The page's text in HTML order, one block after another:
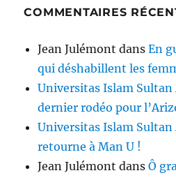
COMMENTAIRES
Jean Julémont dansEn
qui déshabillent les
Universitas Islam Sultan
dernier rodéo pour
Universitas Islam Sultan
retourne à Man U !
Jean Julémont dansÔ